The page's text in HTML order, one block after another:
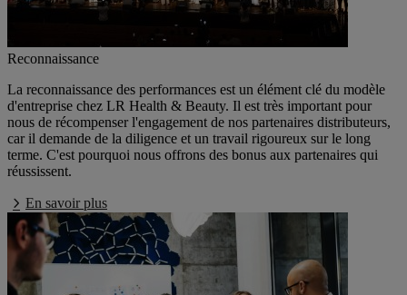
Reconnaissance
La reconnaissance des performances est un élément clé du modèle
d'entreprise chez LR Health & Beauty. Il est très important pour
nous de récompenser l'engagement de nos partenaires distributeurs,
car il demande de la diligence et un travail rigoureux sur le long
terme. C'est pourquoi nous offrons des bonus aux partenaires qui
réussissent.
En savoir plus